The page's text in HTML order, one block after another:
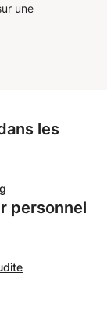
une
les
personnel